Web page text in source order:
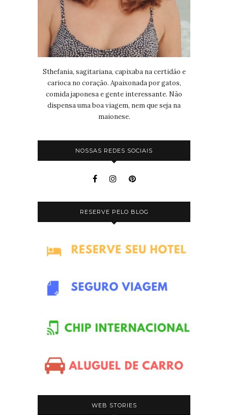
Sthefania, sagitariana, capixaba na certidão e
carioca no coração. Apaixonada por gatos,
comida japonesa e gente interessante. Não
dispensa uma boa viagem, nem que seja na
maionese.
NOSSAS REDES SOCIAIS
RESERVE PELO BLOG
WEB STORIES
5 pousadas incríveis na